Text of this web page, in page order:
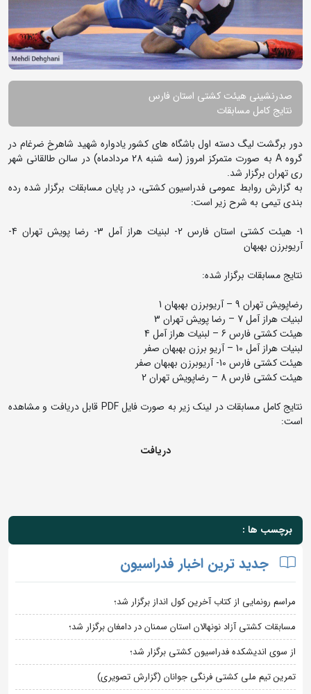
صدرنشینی هیئت کشتی استان فارس
نتایج کامل مسابقات
دور برگشت لیگ دسته اول باشگاه های کشور یادواره شهید شاهرخ ضرغام در
گروه A به صورت متمرکز امروز (سه شنبه 28 مردادماه) در سالن طالقانی شهر
ری تهران برگزار شد.
به گزارش روابط عمومی فدراسیون کشتی، در پایان مسابقات برگزار شده رده
بندی تیمی به شرح زیر است:
1- هیئت کشتی استان فارس 2- لبنیات هراز آمل 3- رضا پویش تهران 4-
آریوبرزن بهبهان
نتایج مسابقات برگزار شده:
رضاپویش تهران 9 – آریوبرزن بهبهان 1
لبنیات هراز آمل 7 – رضا پویش تهران 3
هیئت کشتی فارس 6 – لبنیات هراز آمل 4
لبنیات هراز آمل 10 – آریو برزن بهبهان صفر
هیئت کشتی فارس 10- آریوبرزن بهبهان صفر
هیئت کشتی فارس 8 – رضاپویش تهران 2
نتایج کامل مسابقات در لینک زیر به صورت فایل PDF قابل دریافت و مشاهده
است:
دریافت
برچسب ها :
جدید ترین اخبار فدراسیون
مراسم رونمایی از کتاب آخرین کول انداز برگزار شد؛
مسابقات کشتی آزاد نونهالان استان سمنان در دامغان برگزار شد؛
از سوی اندیشکده فدراسیون کشتی برگزار شد؛
تمرین تیم ملی کشتی فرنگی جوانان (گزارش تصویری)